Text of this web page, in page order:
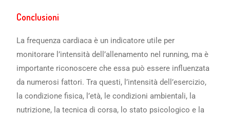
Conclusioni
La frequenza cardiaca è un indicatore utile per
monitorare l’intensità dell’allenamento nel running, ma è
importante riconoscere che essa può essere influenzata
da numerosi fattori. Tra questi, l’intensità dell’esercizio,
la condizione fisica, l’età, le condizioni ambientali, la
nutrizione, la tecnica di corsa, lo stato psicologico e la